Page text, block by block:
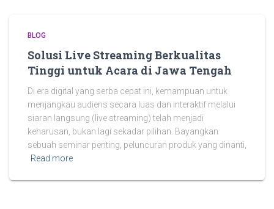
BLOG
Solusi Live Streaming Berkualitas
Tinggi untuk Acara di Jawa Tengah
Di era digital yang serba cepat ini, kemampuan untuk
menjangkau audiens secara luas dan interaktif melalui
siaran langsung (live streaming) telah menjadi
keharusan, bukan lagi sekadar pilihan. Bayangkan
sebuah seminar penting, peluncuran produk yang dinanti,
Read more